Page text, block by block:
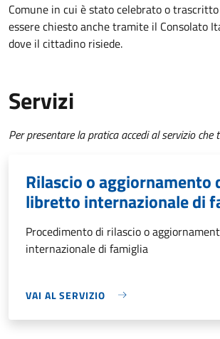
Comune in cui è stato celebrato o
essere chiesto anche tramite il Consolato
dove il cittadino risiede.
Servizi
Per presentare la pratica accedi al servizio che
Rilascio o aggiornamento
libretto internazionale di
Procedimento di rilascio o
internazionale di famiglia
VAI AL SERVIZIO